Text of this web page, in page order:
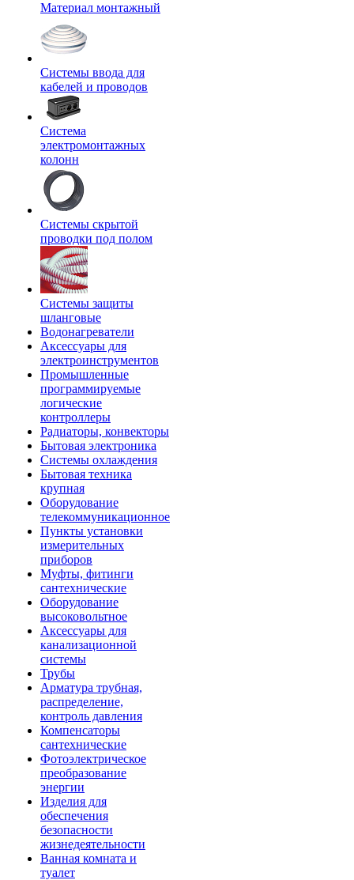
Материал монтажный
Системы ввода для
кабелей и проводов
Система
электромонтажных
колонн
Системы скрытой
проводки под полом
Системы защиты
шланговые
Водонагреватели
Аксессуары для
электроинструментов
Промышленные
программируемые
логические
контроллеры
Радиаторы, конвекторы
Бытовая электроника
Системы охлаждения
Бытовая техника
крупная
Оборудование
телекоммуникационное
Пункты установки
измерительных
приборов
Муфты, фитинги
сантехнические
Оборудование
высоковольтное
Аксессуары для
канализационной
системы
Трубы
Арматура трубная,
распределение,
контроль давления
Компенсаторы
сантехнические
Фотоэлектрическое
преобразование
энергии
Изделия для
обеспечения
безопасности
жизнедеятельности
Ванная комната и
туалет